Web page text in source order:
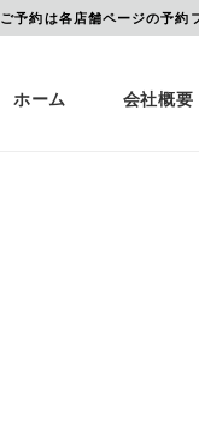
ホーム 会社概要
ご予約は各店舗ページの予約